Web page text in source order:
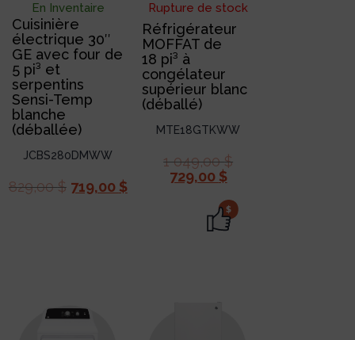
En Inventaire
Cuisinière
électrique 30″
GE avec four de
5 pi³ et
serpentins
Sensi-Temp
blanche
(déballée)
JCBS280DMWW
829,00$ 719,00 $
Rupture de stock
Réfrigérateur
MOFFAT de
18 pi³ à
congélateur
supérieur blanc
(déballé)
MTE18GTKWW
1 049,00$
729,00 $
$